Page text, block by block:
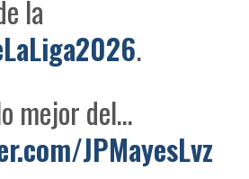
la
.
mejor del…
JPMayesLvz